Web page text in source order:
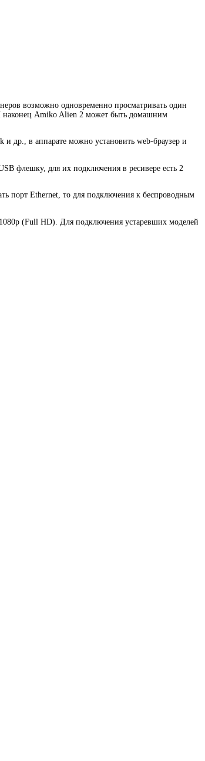
возможно одновременно просматривать один
наконец Amiko Alien 2 может быть домашним
др., в аппарате можно установить web-браузер и
флешку, для их подключения в ресивере есть 2
порт Ethernet, то для подключения к беспроводным
(Full HD). Для подключения устаревших моделей